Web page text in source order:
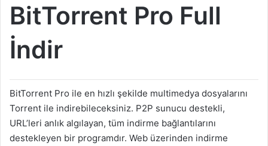
BitTorrent Pro Full
İndir
BitTorrent Pro ile en hızlı şekilde multimedya dosyalarını
Torrent ile indirebileceksiniz. P2P sunucu destekli,
URL’leri anlık algılayan, tüm indirme bağlantılarını
destekleyen bir programdır. Web üzerinden indirme